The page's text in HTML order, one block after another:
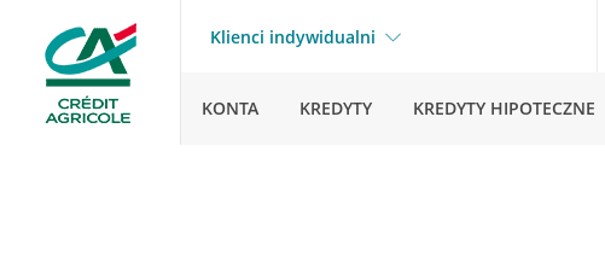
Klienci indywidualni
KONTA KREDYTY KREDYTY HIPOTECZNE